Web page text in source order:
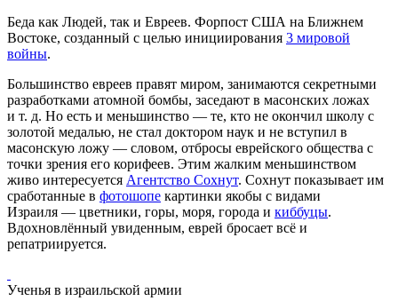
Беда как Людей, так и Евреев. Форпост США на Ближнем
Востоке, созданный с целью инициирования 3 мировой
войны.
Большинство евреев правят миром, занимаются секретными
разработками атомной бомбы, заседают в масонских ложах
и т. д. Но есть и меньшинство — те, кто не окончил школу с
золотой медалью, не стал доктором наук и не вступил в
масонскую ложу — словом, отбросы еврейского общества с
точки зрения его корифеев. Этим жалким меньшинством
живо интересуется Агентство Сохнут. Сохнут показывает им
сработанные в фотошопе картинки якобы с видами
Израиля — цветники, горы, моря, города и киббуцы.
Вдохновлённый увиденным, еврей бросает всё и
репатриируется.
Ученья в израильской армии